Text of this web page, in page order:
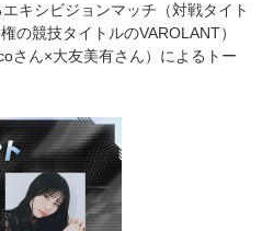
キシビジョンマッチ（対戦タイト
の競技タイトルのVAROLANT）
さん×大友美有さん）によるトー